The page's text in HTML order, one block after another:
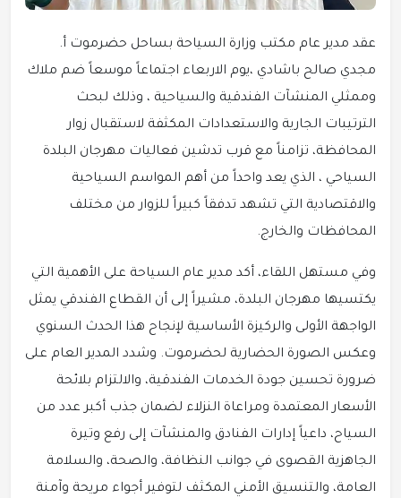
عقد مدير عام مكتب وزارة السياحة بساحل حضرموت أ.
مجدي صالح باشادي ،يوم الاربعاء اجتماعاً موسعاً ضم ملاك
وممثلي المنشآت الفندقية والسياحية ، وذلك لبحث
الترتيبات الجارية والاستعدادات المكثفة لاستقبال زوار
المحافظة، تزامناً مع قرب تدشين فعاليات مهرجان البلدة
السياحي ، الذي يعد واحداً من أهم المواسم السياحية
والاقتصادية التي تشهد تدفقاً كبيراً للزوار من مختلف
المحافظات والخارج.
وفي مستهل اللقاء، أكد مدير عام السياحة على الأهمية التي
يكتسيها مهرجان البلدة، مشيراً إلى أن القطاع الفندقي يمثل
الواجهة الأولى والركيزة الأساسية لإنجاح هذا الحدث السنوي
وعكس الصورة الحضارية لحضرموت. وشدد المدير العام على
ضرورة تحسين جودة الخدمات الفندقية، والالتزام بلائحة
الأسعار المعتمدة ومراعاة النزلاء لضمان جذب أكبر عدد من
السياح، داعياً إدارات الفنادق والمنشآت إلى رفع وتيرة
الجاهزية القصوى في جوانب النظافة، والصحة، والسلامة
العامة، والتنسيق الأمني المكثف لتوفير أجواء مريحة وآمنة